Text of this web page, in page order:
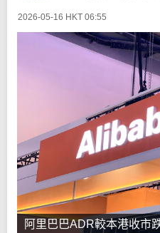
2026-05-16 HKT 06:55
阿里巴巴ADR較本港收市